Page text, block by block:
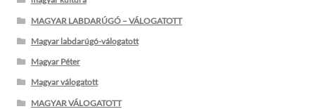
MAGYAR LABDARÚGÓ – VÁLOGATOTT
Magyar labdarúgó-válogatott
Magyar Péter
Magyar válogatott
MAGYAR VÁLOGATOTT